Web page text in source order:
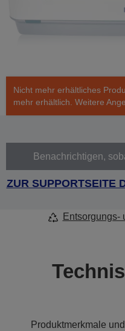
Nicht mehr erhältliches
mehr erhältlich. Weitere
Benachrichtigen,
ZUR SUPPORTSEITE
Entsorgungs-
Produktmerkmale